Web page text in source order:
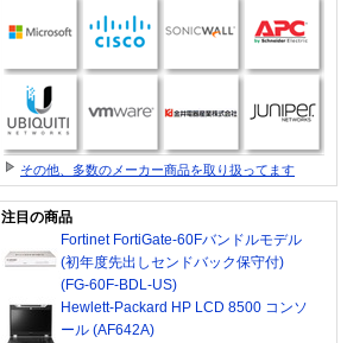
その他、多数のメーカー商品を取り扱ってます
注目の商品
Fortinet FortiGate-60Fバンドルモデル
(初年度先出しセンドバック保守付)
(FG-60F-BDL-US)
Hewlett-Packard HP LCD 8500 コンソ
ール (AF642A)